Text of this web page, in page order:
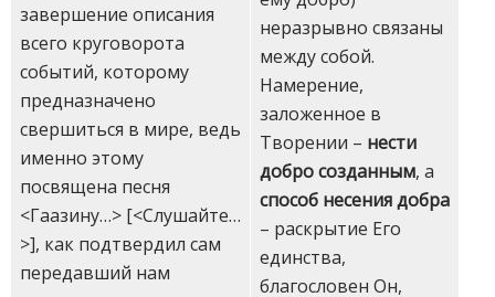
завершение описания
всего круговорота
событий, которому
предназначено
свершиться в мире, ведь
именно этому
посвящена песня
<Гаазину…> [<Слушайте…
>], как подтвердил сам
передавший нам
неразрывно связаны
между собой.
Намерение,
заложенное в
Творении – нести
добро созданным, а
способ несения добра
– раскрытие Его
единства,
благословен Он,